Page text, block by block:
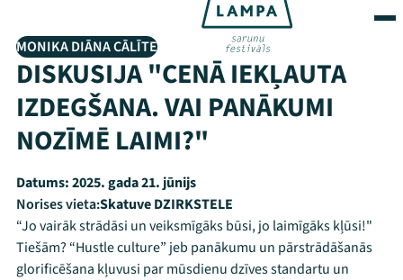
MONIKA DIĀNA CĀLĪTE
DISKUSIJA "CENĀ IEKĻAUTA
IZDEGŠANA. VAI PANĀKUMI
NOZĪMĒ LAIMI?"
Datums:2025. gada 21. jūnijs
Norises vieta:Skatuve DZIRKSTELE
“Jo vairāk strādāsi un veiksmīgāks būsi, jo laimīgāks kļūsi!"
Tiešām? “Hustle culture” jeb panākumu un pārstrādāšanās
glorificēšana kļuvusi par mūsdienu dzīves standartu un